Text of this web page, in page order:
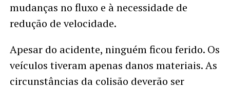
mudanças no fluxo e à necessidade de
redução de velocidade.
Apesar do acidente, ninguém ficou ferido. Os
veículos tiveram apenas danos materiais. As
circunstâncias da colisão deverão ser